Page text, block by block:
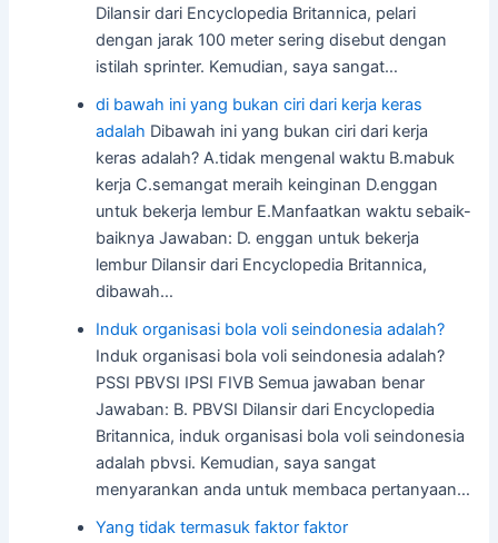
Dilansir dari Encyclopedia Britannica, pelari
dengan jarak 100 meter sering disebut dengan
istilah sprinter. Kemudian, saya sangat…
di bawah ini yang bukan ciri dari kerja keras
adalah Dibawah ini yang bukan ciri dari kerja
keras adalah? A.tidak mengenal waktu B.mabuk
kerja C.semangat meraih keinginan D.enggan
untuk bekerja lembur E.Manfaatkan waktu sebaik-
baiknya Jawaban: D. enggan untuk bekerja
lembur Dilansir dari Encyclopedia Britannica,
dibawah…
Induk organisasi bola voli seindonesia adalah?
Induk organisasi bola voli seindonesia adalah?
PSSI PBVSI IPSI FIVB Semua jawaban benar
Jawaban: B. PBVSI Dilansir dari Encyclopedia
Britannica, induk organisasi bola voli seindonesia
adalah pbvsi. Kemudian, saya sangat
menyarankan anda untuk membaca pertanyaan…
Yang tidak termasuk faktor faktor